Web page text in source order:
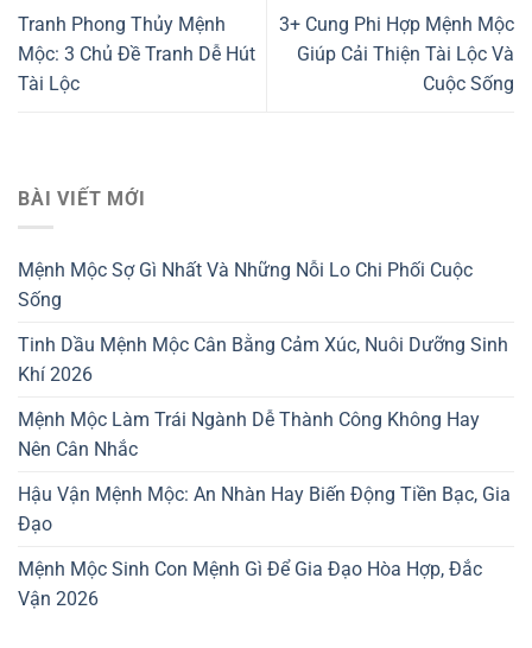
Tranh Phong Thủy Mệnh
Mộc: 3 Chủ Đề Tranh Dễ Hút
Tài Lộc
3+ Cung Phi Hợp Mệnh Mộc
Giúp Cải Thiện Tài Lộc Và
Cuộc Sống
BÀI VIẾT MỚI
Mệnh Mộc Sợ Gì Nhất Và Những Nỗi Lo Chi Phối Cuộc
Sống
Tinh Dầu Mệnh Mộc Cân Bằng Cảm Xúc, Nuôi Dưỡng Sinh
Khí 2026
Mệnh Mộc Làm Trái Ngành Dễ Thành Công Không Hay
Nên Cân Nhắc
Hậu Vận Mệnh Mộc: An Nhàn Hay Biến Động Tiền Bạc, Gia
Đạo
Mệnh Mộc Sinh Con Mệnh Gì Để Gia Đạo Hòa Hợp, Đắc
Vận 2026